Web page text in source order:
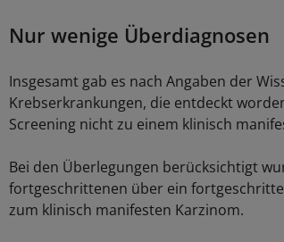
Nur wenige Überdiagnosen
Insgesamt gab es nach Angaben der
Krebserkrankungen, die entdeckt
Screening nicht zu einem klinisch
Bei den Überlegungen berücksichtigt
fortgeschrittenen über ein
zum klinisch manifesten Karzinom.